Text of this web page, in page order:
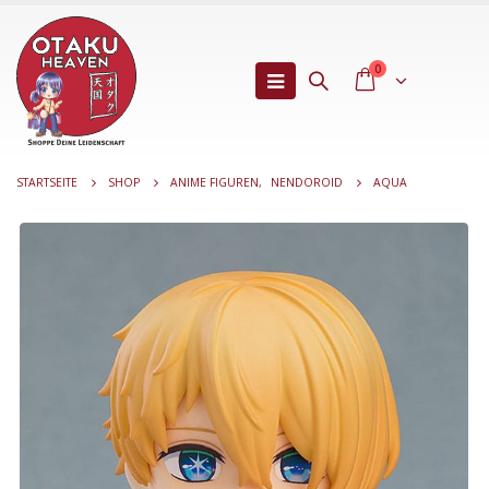
0
STARTSEITE SHOP ANIME FIGUREN, NENDOROID AQUA